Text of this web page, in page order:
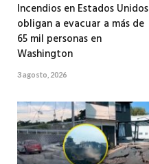
Incendios en Estados Unidos
obligan a evacuar a más de
65 mil personas en
Washington
3 agosto, 2026